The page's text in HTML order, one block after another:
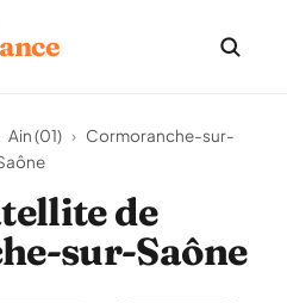
Ain (01) › Cormoranche-sur-
de
sur-Saône